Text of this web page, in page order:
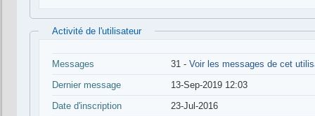
Activité de l'utilisateur
Messages 31 - Voir les messages de cet
Dernier message
13-Sep-2019 12:03
Date d'inscription
23-Jul-2016